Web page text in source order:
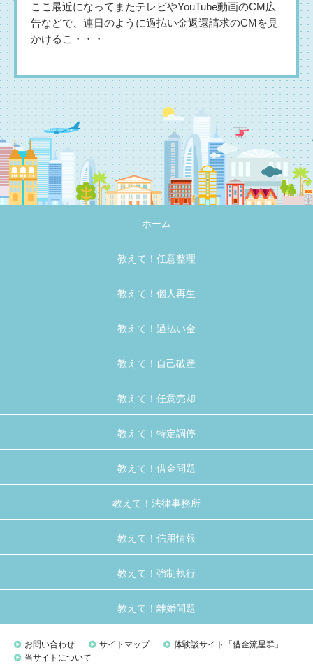
ここ最近になってまたテレビやYouTube動画のCM広
告などで、連日のように過払い金返還請求のCMを見
かけるこ・・・
ホーム
教えて！任意整理
教えて！個人再生
教えて！過払い金
教えて！自己破産
教えて！任意売却
教えて！特定調停
教えて！借金問題
教えて！法律事務所
教えて！信用情報
教えて！強制執行
教えて！離婚問題
お問い合わせ サイトマップ
体験談サイト「借金流星群」
当サイトについて